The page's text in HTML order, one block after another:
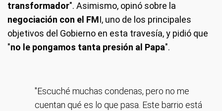
transformador". Asimismo, opinó sobre la
negociación con el FMI, uno de los principales
objetivos del Gobierno en esta travesía, y pidió que
"no le pongamos tanta presión al Papa".
"Escuché muchas condenas, pero no me
cuentan qué es lo que pasa. Este barrio está